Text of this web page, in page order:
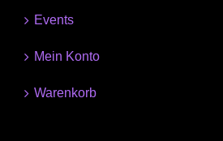
Events
Mein Konto
Warenkorb